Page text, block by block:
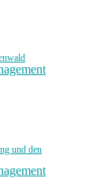
und den